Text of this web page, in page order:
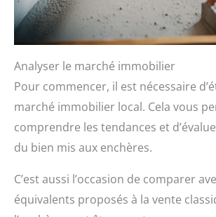
Analyser le marché immobilier
Pour commencer, il est nécessaire
marché immobilier local. Cela vous
comprendre les tendances et
du bien mis aux enchères.
C’est aussi l’occasion de comparer
équivalents proposés à la vente